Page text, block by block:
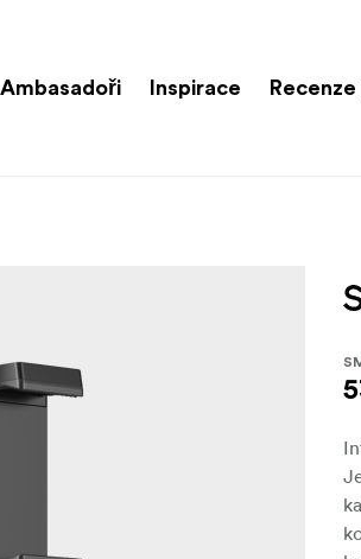
Ambasadoři Inspirace